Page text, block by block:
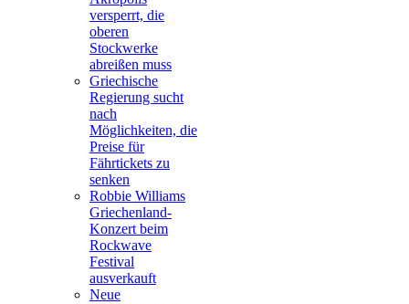
versperrt, die
oberen
Stockwerke
abreißen muss
Griechische
Regierung sucht
nach
Möglichkeiten, die
Preise für
Fährtickets zu
senken
Robbie Williams
Griechenland-
Konzert beim
Rockwave
Festival
ausverkauft
Neue